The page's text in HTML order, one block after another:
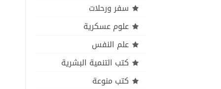
سفر ورحلات
علوم عسكرية
علم النفس
كتب التنمية البشرية
كتب منوعة